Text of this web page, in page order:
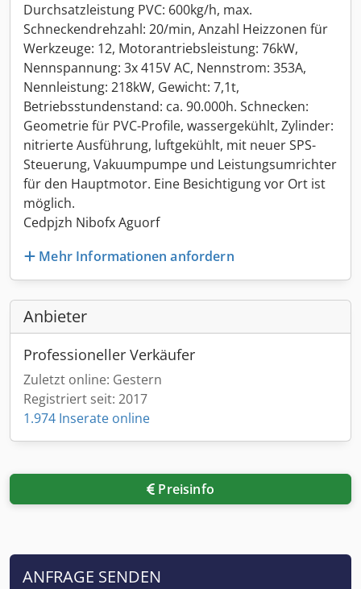
Durchsatzleistung PVC: 600kg/h, max.
Schneckendrehzahl: 20/min, Anzahl Heizzonen für
Werkzeuge: 12, Motorantriebsleistung: 76kW,
Nennspannung: 3x 415V AC, Nennstrom: 353A,
Nennleistung: 218kW, Gewicht: 7,1t,
Betriebsstundenstand: ca. 90.000h. Schnecken:
Geometrie für PVC-Profile, wassergekühlt, Zylinder:
nitrierte Ausführung, luftgekühlt, mit neuer SPS-
Steuerung, Vakuumpumpe und Leistungsumrichter
für den Hauptmotor. Eine Besichtigung vor Ort ist
möglich.
Cedpjzh Nibofx Aguorf
Mehr Informationen anfordern
Anbieter
Professioneller Verkäufer
Zuletzt online: Gestern
Registriert seit: 2017
1.974 Inserate online
Preisinfo
ANFRAGE SENDEN